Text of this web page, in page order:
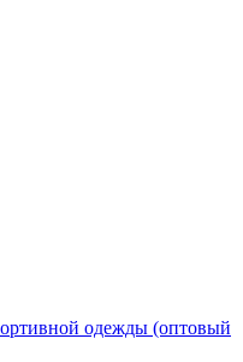
одежды (оптовый